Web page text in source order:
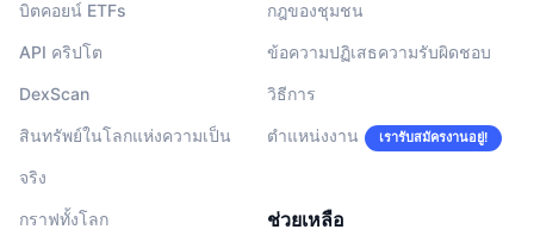
บิตคอยน์ ETFs
API คริปโต
DexScan
สินทรัพย์ในโลกแห่งความเป็น
จริง
กราฟทั้งโลก
กฎของชุมชน
ข้อความปฏิเสธความรับผิดชอบ
วิธีการ
ตำแหน่งงาน เรารับสมัครงานอยู่!
ช่วยเหลือ